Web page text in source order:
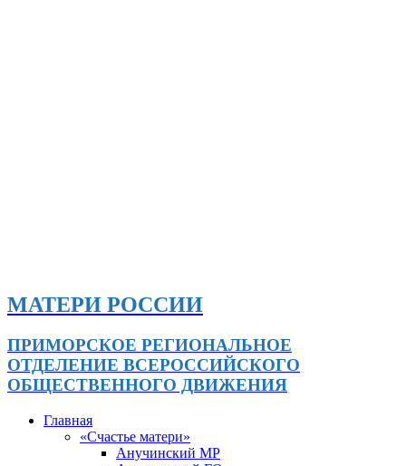
МАТЕРИ РОССИИ
ПРИМОРСКОЕ РЕГИОНАЛЬНОЕ
ОТДЕЛЕНИЕ ВСЕРОССИЙСКОГО
ОБЩЕСТВЕННОГО ДВИЖЕНИЯ
Главная
«Счастье матери»
Анучинский МР